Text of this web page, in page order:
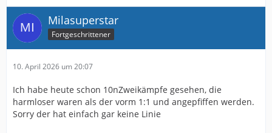
Milasuperstar
Fortgeschrittener
10. April 2026 um 20:07
Ich habe heute schon 10nZweikämpfe gesehen, die
harmloser waren als der vorm 1:1 und angepfiffen werden.
Sorry der hat einfach gar keine Linie